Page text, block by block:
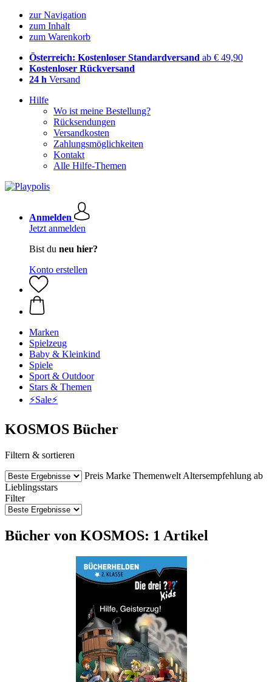
zur Navigation
zum Inhalt
zum Warenkorb
Österreich: Kostenloser Standardversand ab € 49,90
Kostenloser Rückversand
24 h Versand
Hilfe
Wo ist meine Bestellung?
Rücksendungen
Versandkosten
Zahlungsmöglichkeiten
Kontakt
Alle Hilfe-Themen
Anmelden
Jetzt anmelden
Bist du neu hier?
Konto erstellen
Marken
Spielzeug
Baby & Kleinkind
Spiele
Sport & Outdoor
Stars & Themen
⚡️Sale⚡️
KOSMOS Bücher
Filtern & sortieren
Preis Marke Themenwelt Altersempfehlung ab
Lieblingsstars
Filter
Bücher von KOSMOS: 1 Artikel